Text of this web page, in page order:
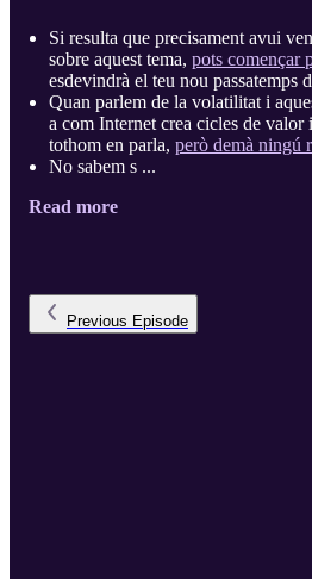
Si resulta que precisament avui
sobre aquest tema, pots començar
esdevindrà el teu nou passatemps
Quan parlem de la volatilitat i
a com Internet crea cicles de valor
tothom en parla, però demà ningú
No sabem s ...
Read more
Previous Episode